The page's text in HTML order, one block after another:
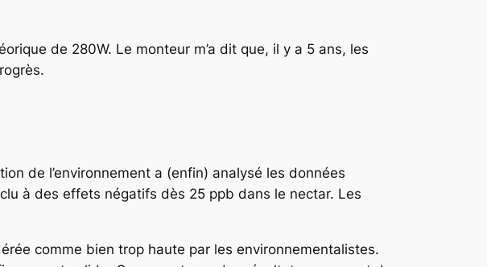
de 280W. Le monteur m’a dit que, il y a 5 ans, les
de l’environnement a (enfin) analysé les données
à des effets négatifs dès 25 ppb dans le nectar. Les
comme bien trop haute par les environnementalistes.